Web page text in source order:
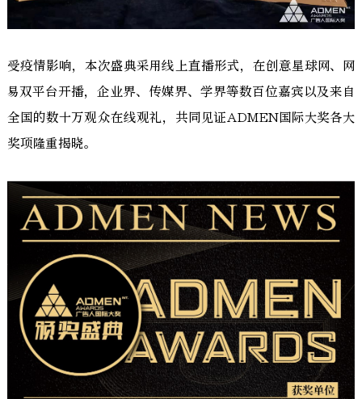
受疫情影响，本次盛典采用线上直播形式，在创意星球网、网
易双平台开播，企业界、传媒界、学界等数百位嘉宾以及来自
全国的数十万观众在线观礼，共同见证ADMEN国际大奖各大
奖项隆重揭晓。